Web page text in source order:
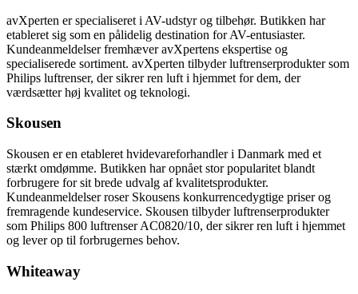
avXperten er specialiseret i AV-udstyr og tilbehør. Butikken har
etableret sig som en pålidelig destination for AV-entusiaster.
Kundeanmeldelser fremhæver avXpertens ekspertise og
specialiserede sortiment. avXperten tilbyder luftrenserprodukter som
Philips luftrenser, der sikrer ren luft i hjemmet for dem, der
værdsætter høj kvalitet og teknologi.
Skousen
Skousen er en etableret hvidevareforhandler i Danmark med et
stærkt omdømme. Butikken har opnået stor popularitet blandt
forbrugere for sit brede udvalg af kvalitetsprodukter.
Kundeanmeldelser roser Skousens konkurrencedygtige priser og
fremragende kundeservice. Skousen tilbyder luftrenserprodukter
som Philips 800 luftrenser AC0820/10, der sikrer ren luft i hjemmet
og lever op til forbrugernes behov.
Whiteaway